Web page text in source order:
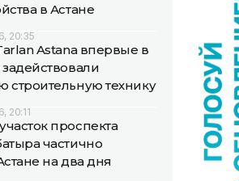
в Астане
20:35
Astana впервые в
задействовали
строительную технику
20:11
проспекта
частично
на два дня